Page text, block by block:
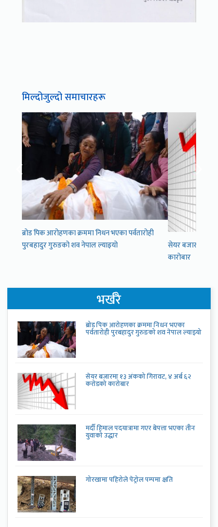
मिल्दोजुल्दो समाचारहरू
ब्रोड पिक आरोहणका क्रममा निधन भएका पर्वतारोही
पुरबहादुर गुरुङको शव नेपाल ल्याइयो
सेयर बजारमा १३
कारोबार
भर्खरै
ब्रोड पिक आरोहणका क्रममा निधन भएका
पर्वतारोही पुरबहादुर गुरुङको शव नेपाल ल्याइयो
सेयर बजारमा १३ अंकको गिरावट, ४ अर्ब ६२
करोडको कारोबार
मर्दी हिमाल पदयात्रामा गएर बेपत्ता भएका तीन
युवाको उद्धार
गोरखामा पहिरोले पेट्रोल पम्पमा क्षति